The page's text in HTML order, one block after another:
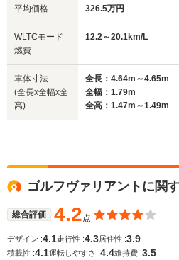
サイズ
(全長x全幅x全高)
WLTCモード
燃費
全幅
1.83m
13.2km/L
16.8km/L
18.4km/L
平均価格 326.5万円
WLTCモード
燃費
12.2～20.1km/L
車体寸法
(全長x全幅x全
高)
全長：4.64m～4.65m
全幅：1.79m
全高：1.47m～1.49m
ゴルフヴァリアントに関
総合評価 4.2 点
デザイン :4.1走行性 :4.3居住性 :3.9
積載性 :4.1運転しやすさ :4.4維持費 :3.5